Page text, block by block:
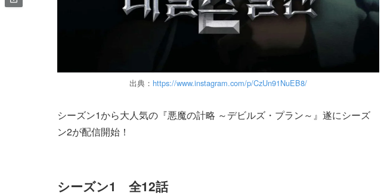
出典： https://www.instagram.com/p/CzUn91NuEB8/
シーズン1から大人気の『悪魔の計略 ～デビルズ・プラン～』遂にシーズ
ン2が配信開始！
シーズン1 全12話